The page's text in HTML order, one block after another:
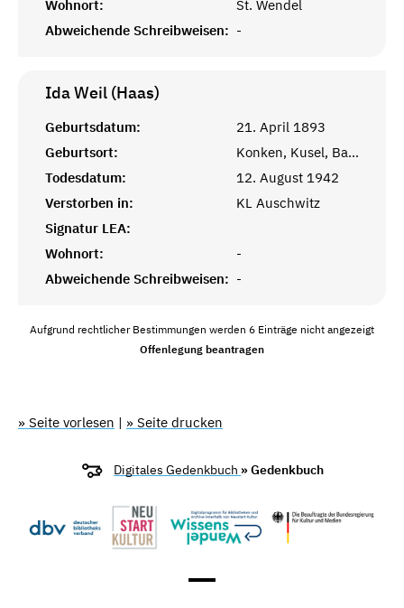
Wohnort:
St. Wendel
Abweichende Schreibweisen: -
Ida Weil (Haas)
Geburtsdatum:
21. April 1893
Geburtsort:
Konken, Kusel, Bayr. Pfalz
Todesdatum:
12. August 1942
Verstorben in:
KL Auschwitz
Signatur LEA:
Wohnort:
-
Abweichende Schreibweisen: -
Aufgrund rechtlicher Bestimmungen werden 6 Einträge nicht angezeigt
Offenlegung beantragen
» Seite vorlesen | » Seite drucken
Digitales Gedenkbuch » Gedenkbuch